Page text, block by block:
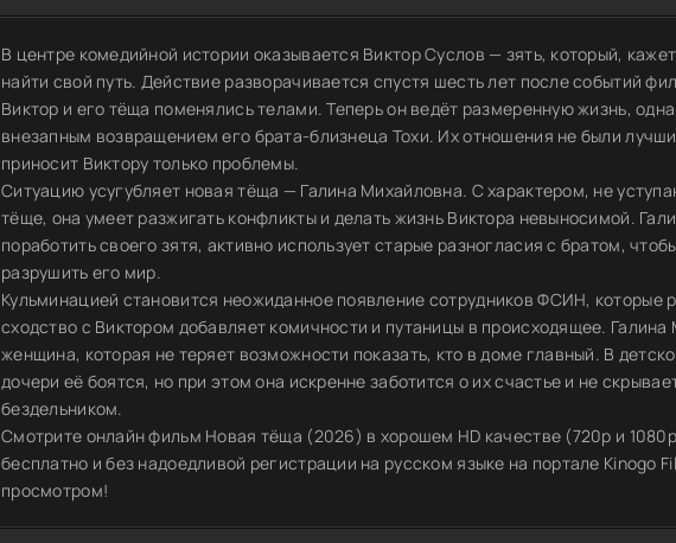
В центре комедийной истории оказывается Виктор Суслов — зять, который,
найти свой путь. Действие разворачивается спустя шесть лет после событий
Виктор и его тёща поменялись телами. Теперь он ведёт размеренную жизнь,
внезапным возвращением его брата-близнеца Тохи. Их отношения не были
приносит Виктору только проблемы.
Ситуацию усугубляет новая тёща — Галина Михайловна. С характером, не
тёще, она умеет разжигать конфликты и делать жизнь Виктора невыносимой.
поработить своего зятя, активно использует старые разногласия с братом,
разрушить его мир.
Кульминацией становится неожиданное появление сотрудников ФСИН, которые
сходство с Виктором добавляет комичности и путаницы в происходящее.
женщина, которая не теряет возможности показать, кто в доме главный. В
дочери её боятся, но при этом она искренне заботится о их счастье и не
бездельником.
Смотрите онлайн фильм Новая тёща (2026) в хорошем HD качестве (720p и
бесплатно и без надоедливой регистрации на русском языке на портале Kinogo
просмотром!